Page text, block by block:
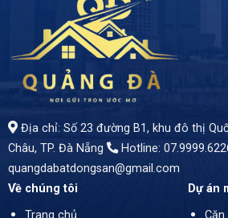
Địa chỉ: Số 23 đường B1, khu đô thị
Châu, TP. Đà Nẵng
Hotline:
quangdabatdongsan@gmail.com
Về chúng tôi
Trang chủ
Dự án
Căn